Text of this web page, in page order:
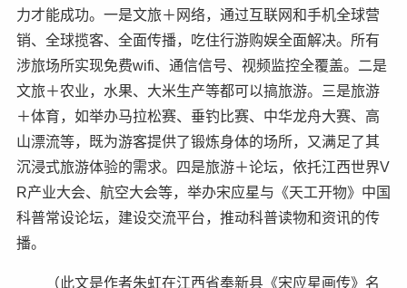
力才能成功。一是文旅＋网络，通过互联网和手机全球营
销、全球揽客、全面传播，吃住行游购娱全面解决。所有
涉旅场所实现免费wifi、通信信号、视频监控全覆盖。二是
文旅＋农业，水果、大米生产等都可以搞旅游。三是旅游
＋体育，如举办马拉松赛、垂钓比赛、中华龙舟大赛、高
山漂流等，既为游客提供了锻炼身体的场所，又满足了其
沉浸式旅游体验的需求。四是旅游＋论坛，依托江西世界V
R产业大会、航空大会等，举办宋应星与《天工开物》中国
科普常设论坛，建设交流平台，推动科普读物和资讯的传
播。
（此文是作者朱虹在江西省奉新县《宋应星画传》名